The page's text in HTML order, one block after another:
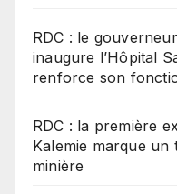
RDC : le
inaugure l’Hôpital
renforce son
RDC : la première
Kalemie marque
minière